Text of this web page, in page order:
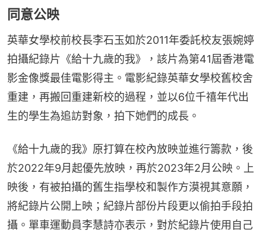
同意公映
英華女學校前校長李石玉如於2011年委託校友張婉婷
拍攝紀錄片《給十九歲的我》，該片為第41屆香港電
影金像獎最佳電影得主。電影紀錄英華女學校舊校舍
重建，再搬回重建新校的過程，並以6位千禧年代出
生的學生為追訪對象，拍下她們的成長。
《給十九歲的我》原打算在校內放映並進行籌款，後
於2022年9月起優先放映，再於2023年2月公映。上
映後，有被拍攝的舊生指學校和製作方漠視其意願，
將紀錄片公開上映；紀錄片部份片段更以偷拍手段拍
攝。單車運動員李慧詩亦表示，對於紀錄片使用自己